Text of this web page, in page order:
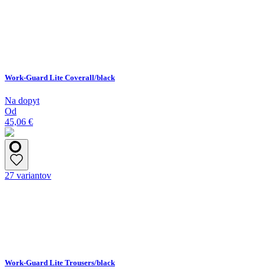
Work-Guard Lite Coverall/black
Na dopyt
Od
45,06 €
27 variantov
Work-Guard Lite Trousers/black